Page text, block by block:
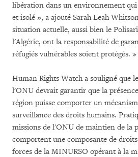
libération dans un environnement
et isolé », a ajouté Sarah Leah
situation actuelle, aussi bien le
l'Algérie, ont la responsabilité de
réfugiés vulnérables soient protégés. »
Human Rights Watch a souligné que
l'ONU devrait garantir que la
région puisse comporter un
surveillance des droits humains.
missions de l'ONU de maintien de la
comportent une composante de
forces de la MINURSO opérant à la